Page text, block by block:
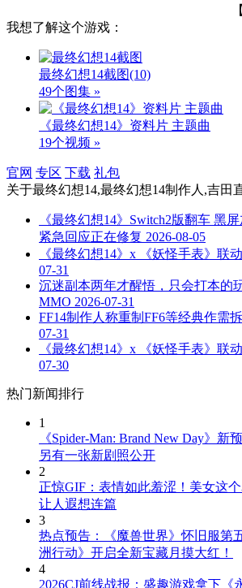
我想了解这个游戏：
最终幻想14截图(10)
49个图集 »
《最终幻想14》资料片 主题曲
19个视频 »
官网 专区 下载 礼包
关于最终幻想14,最终幻想14制作人,吉田
《最终幻想14》Switch2版翻车 黑
紧急回应正在修复 2026-08-05
《最终幻想14》x 《妖怪手表》联
07-31
沉迷副本两年才醒悟，只会打本的
MMO 2026-07-31
FF14制作人称重制FF6等经典作需
07-31
《最终幻想14》x 《妖怪手表》联
07-30
热门新闻排行
1
《Spider-Man: Brand New Day》新
另有一张新剧照公开
2
正惊GIF：表情如此羞涩！美女这
让人遐想连篇
3
热点预告：《魔兽世界》怀旧服第
洲行动》开启全新宝藏月摸大红！
4
2026CJ前线战报：盛趣游戏拿下《